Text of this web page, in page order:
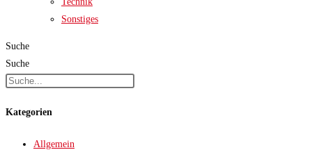
Sonstiges
Suche
Suche
Kategorien
Allgemein